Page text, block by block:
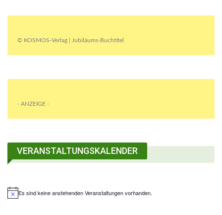
© KOSMOS-Verlag | Jubiläums-Buchtitel
- ANZEIGE -
VERANSTALTUNGSKALENDER
Es sind keine anstehenden Veranstaltungen vorhanden.